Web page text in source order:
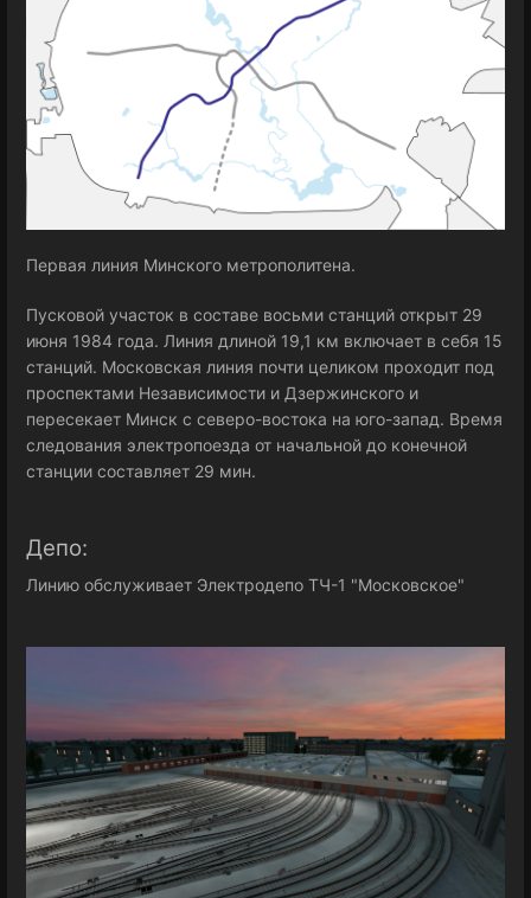
Первая линия Минского метрополитена.
Пусковой участок в составе восьми станций открыт 29
июня 1984 года. Линия длиной 19,1 км включает в себя 15
станций. Московская линия почти целиком проходит под
проспектами Независимости и Дзержинского и
пересекает Минск с северо-востока на юго-запад. Время
следования электропоезда от начальной до конечной
станции составляет 29 мин.
Депо:
Линию обслуживает Электродепо ТЧ-1 "Московское"